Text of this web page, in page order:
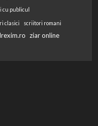
cu publicul
clasici
scriitori romani
ziar online